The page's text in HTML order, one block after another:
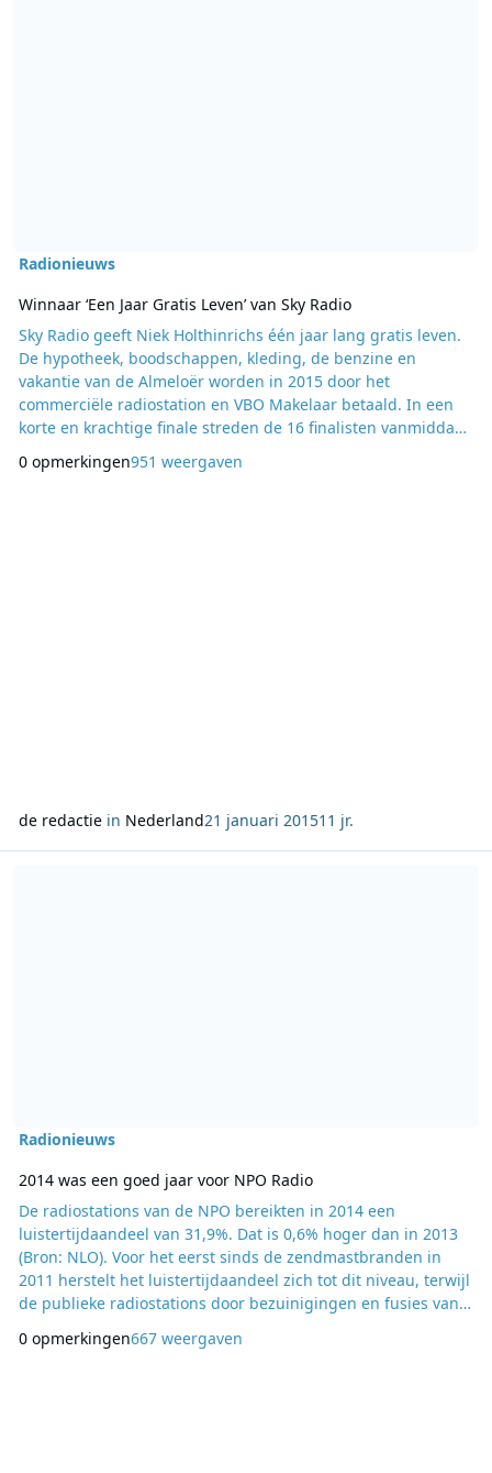
Radionieuws
Winnaar ‘Een Jaar Gratis Leven’ van Sky Radio
Sky Radio geeft Niek Holthinrichs één jaar lang gratis leven.
De hypotheek, boodschappen, kleding, de benzine en
vakantie van de Almeloër worden in 2015 door het
commerciële radiostation en VBO Makelaar betaald. In een
korte en krachtige finale streden de 16 finalisten vanmiddag
om de enorme hoofdprijs. Niek Holthinrichs voerde als eerste
de winnende code in. Niek: ‘Dit is bizar. Ik mocht als eerste
0 opmerkingen951 weergaven
de redactiein Nederland21 januari 201511 jr.
Radionieuws
2014 was een goed jaar voor NPO Radio‏
De radiostations van de NPO bereikten in 2014 een
luistertijdaandeel van 31,9%. Dat is 0,6% hoger dan in 2013
(Bron: NLO). Voor het eerst sinds de zendmastbranden in
2011 herstelt het luistertijdaandeel zich tot dit niveau, terwijl
de publieke radiostations door bezuinigingen en fusies van
presenteerden. Directeur NPO Radio Jan Westerhof: “NPO
0 opmerkingen667 weergaven